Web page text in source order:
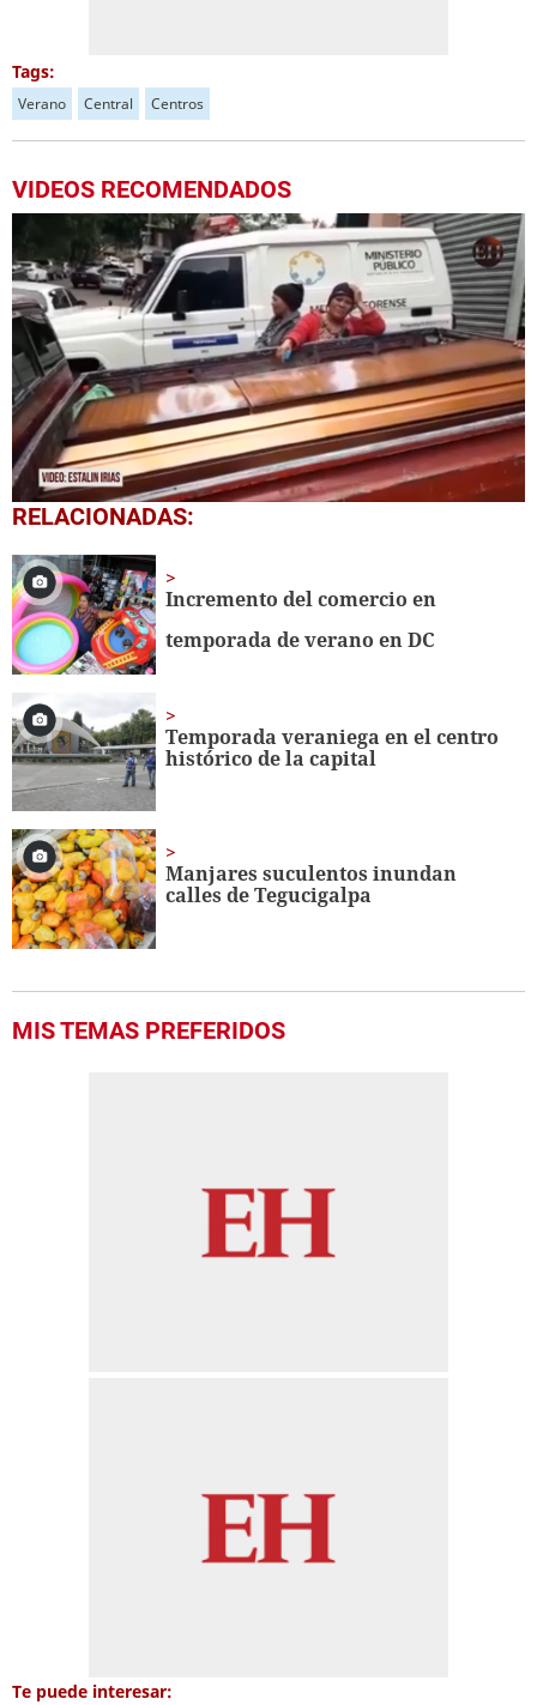
Tags:
Verano Central Centros
VIDEOS RECOMENDADOS
0
of
minute,
31
seconds
RELACIONADAS:
Incremento del comercio en
temporada de verano en DC
Temporada veraniega en el centro
histórico de la capital
Manjares suculentos inundan
calles de Tegucigalpa
MIS TEMAS PREFERIDOS
Te puede interesar: